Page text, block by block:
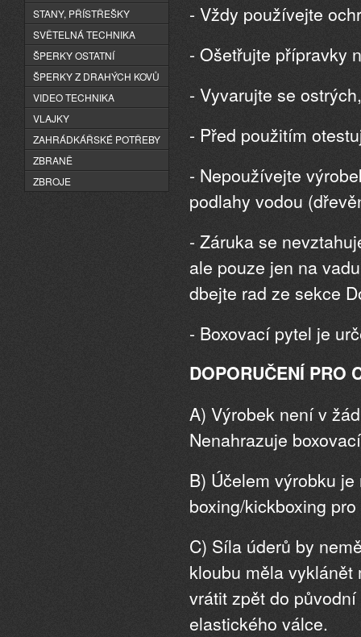
- Vždy používejte
- Ošetřujte přípravky
- Vyvarujte se
- Před použitím
- Nepoužívejte
podlahy vodou
- Záruka se
ale pouze jen na
dbejte rad ze sekce
- Boxovací pytel je
DOPORUČENÍ PRO
A) Výrobek není v
Nenahrazuje
B) Účelem výrobku
boxing/kickboxing
C) Síla úderů by
kloubu měla vyklánět
vrátit zpět do
elastického válce.
STANY, PŘÍSTŘEŠKY
SVĚTELNÁ TECHNIKA
ŠPERKY OSTATNÍ
ŠPERKY Z DRAHÝCH KOVŮ
VIDEO TECHNIKA
VLAJKY
ZAHRÁDKÁŘSKÉ POTŘEBY
ZBRANĚ
ZBROJE